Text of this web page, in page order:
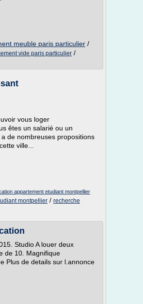
meuble paris particulier /
vide paris particulier /
vous loger
êtes un salarié ou un
de nombreuses propositions
ville...
appartement etudiant montpellier
montpellier / recherche
Studio A louer deux
de 10. Magnifique
Plus de details sur l.annonce